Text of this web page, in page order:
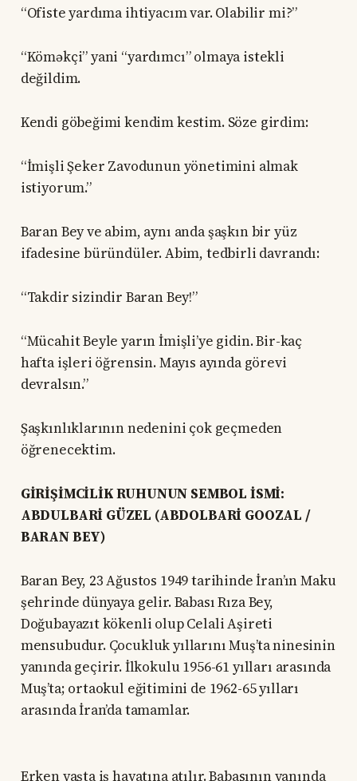
“Ofiste yardıma ihtiyacım var. Olabilir mi?”
“Köməkçi” yani “yardımcı” olmaya istekli
değildim.
Kendi göbeğimi kendim kestim. Söze girdim:
“İmişli Şeker Zavodunun yönetimini almak
istiyorum.”
Baran Bey ve abim, aynı anda şaşkın bir yüz
ifadesine büründüler. Abim, tedbirli davrandı:
“Takdir sizindir Baran Bey!”
“Mücahit Beyle yarın İmişli’ye gidin. Bir-kaç
hafta işleri öğrensin. Mayıs ayında görevi
devralsın.”
Şaşkınlıklarının nedenini çok geçmeden
öğrenecektim.
GİRİŞİMCİLİK RUHUNUN SEMBOL İSMİ:
ABDULBARİ GÜZEL (ABDOLBARİ GOOZAL /
BARAN BEY)
Baran Bey, 23 Ağustos 1949 tarihinde İran’ın Maku
şehrinde dünyaya gelir. Babası Rıza Bey,
Doğubayazıt kökenli olup Celali Aşireti
mensubudur. Çocukluk yıllarını Muş’ta ninesinin
yanında geçirir. İlkokulu 1956-61 yılları arasında
Muş’ta; ortaokul eğitimini de 1962-65 yılları
arasında İran’da tamamlar.
Erken yaşta iş hayatına atılır. Babasının yanında